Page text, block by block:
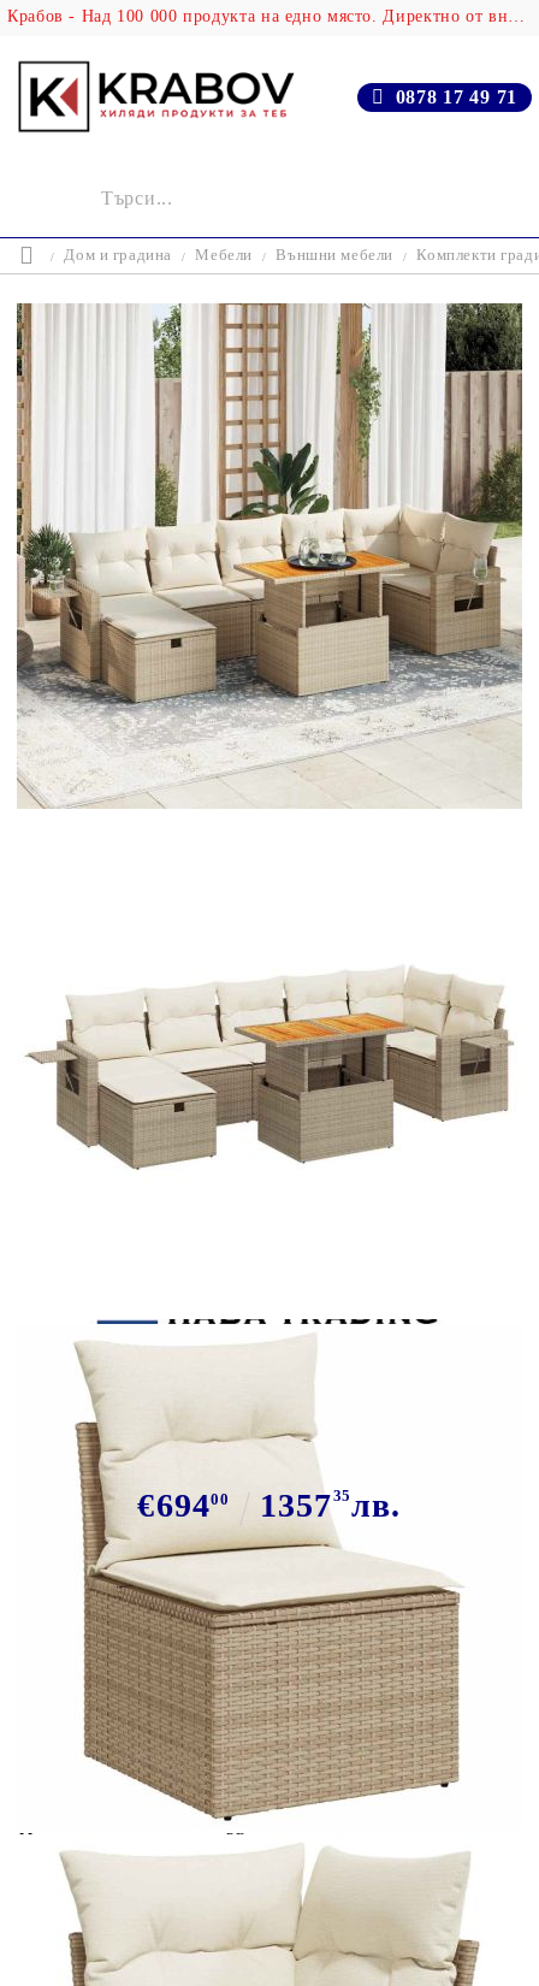
Крабов - Над 100 000 продукта на едно място. Директно от вносителя!
0878 17 49 71
Дом и градина Мебели Външни мебели Комплекти
Градински диван с възглавници 5
части бежов полиратан акация
€69400 135735лв.
Време за доставка: 5 до 9 дни
Безплатна доставка до адрес при плащане по банков път
Кремавобял
Материал:
PE ратан, стомана с прахово покритие,
акациева дървесина масив с лаково
Размери:
100 x 55 x 44/73 см (Д x Ш x В)
EAN code:
8721158754745
Височина на
подлакътника от земята:
55 см